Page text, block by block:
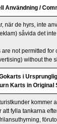
Användning /
när de hyrs, inte
såvida det
are not permitted
without the
i
Karts in Original
kommer
att fylla tankarna